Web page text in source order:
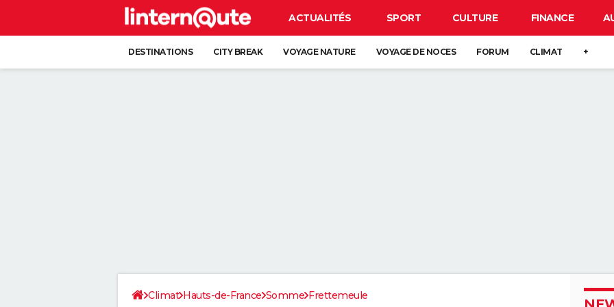
ACTUALITÉS SPORT CULTURE FINANCE
DESTINATIONS CITY BREAK VOYAGE NATURE VOYAGE DE NOCES FORUM CLIMAT +
Climat Hauts-de-France Somme Frettemeule